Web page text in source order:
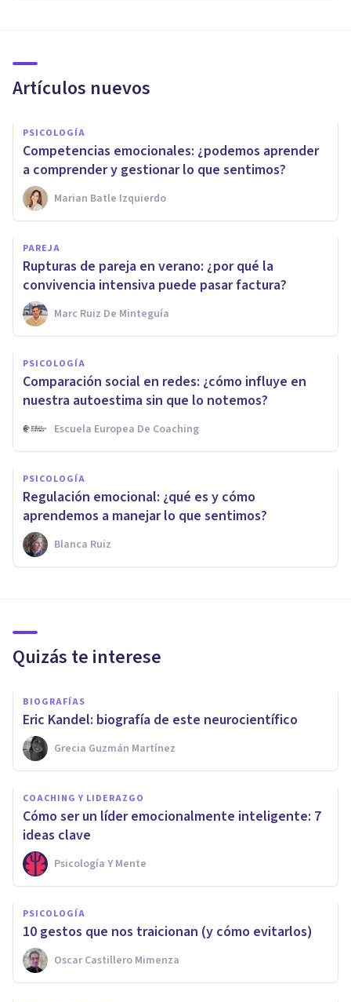
Artículos nuevos
PSICOLOGÍA
Competencias emocionales: ¿podemos aprender
a comprender y gestionar lo que sentimos?
Marian Batle Izquierdo
PAREJA
Rupturas de pareja en verano: ¿por qué la
convivencia intensiva puede pasar factura?
Marc Ruiz De Minteguía
PSICOLOGÍA
Comparación social en redes: ¿cómo influye en
nuestra autoestima sin que lo notemos?
Escuela Europea De Coaching
PSICOLOGÍA
Regulación emocional: ¿qué es y cómo
aprendemos a manejar lo que sentimos?
Blanca Ruiz
Quizás te interese
BIOGRAFÍAS
Eric Kandel: biografía de este neurocientífico
Grecia Guzmán Martínez
COACHING Y LIDERAZGO
Cómo ser un líder emocionalmente inteligente: 7
ideas clave
Psicología Y Mente
PSICOLOGÍA
10 gestos que nos traicionan (y cómo evitarlos)
Oscar Castillero Mimenza